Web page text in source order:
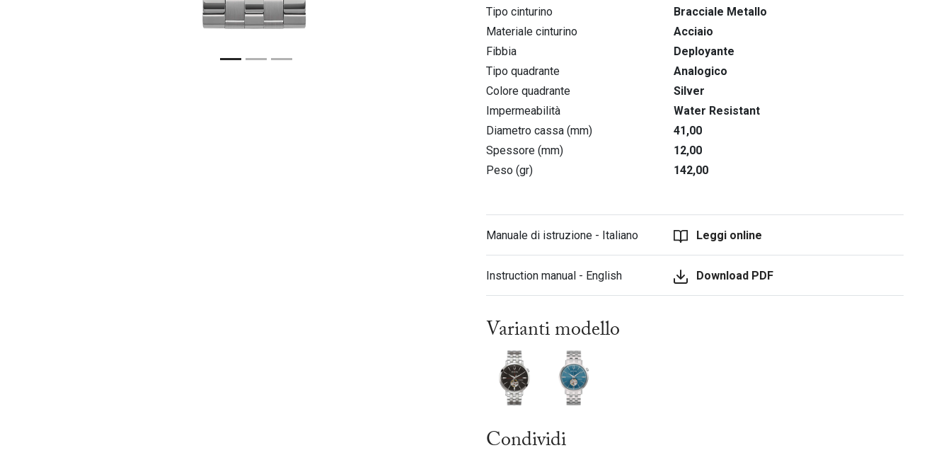
Marine star
Tipo cinturino
Bracciale Metallo
Materiale cinturino
Acciaio
Fibbia
Deployante
Tipo quadrante
Analogico
Colore quadrante
Silver
Impermeabilità
Water Resistant
Diametro cassa (mm)
41,00
Spessore (mm)
12,00
Peso (gr)
142,00
Manuale di istruzione - Italiano Leggi online
Instruction manual - English Download PDF
Varianti modello
Condividi